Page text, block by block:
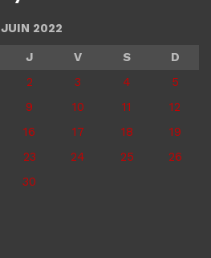
JUIN 2022
J V S
D
2 3 4
5
9 10 11
12
16 17 18
19
23 24 25
26
30